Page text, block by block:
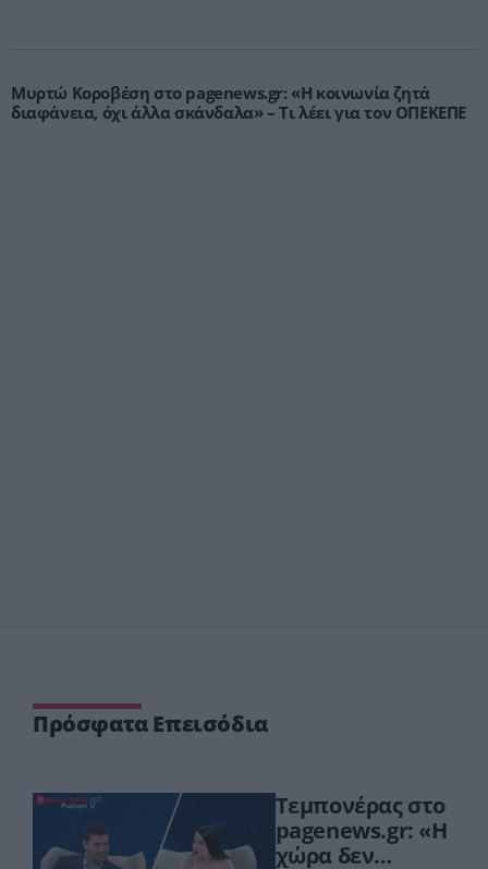
Μυρτώ Κοροβέση στο pagenews.gr: «Η κοινωνία ζητά
διαφάνεια, όχι άλλα σκάνδαλα» – Τι λέει για τον ΟΠΕΚΕΠΕ
Πρόσφατα Επεισόδια
Τεμπονέρας στο
pagenews.gr: «Η
χώρα δεν